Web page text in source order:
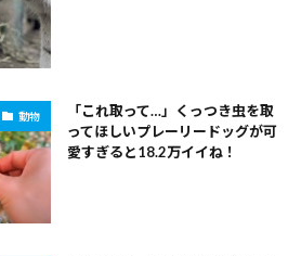
動物
「これ取って…」くっつき虫を取
ってほしいプレーリードッグが可
愛すぎると18.2万イイね！